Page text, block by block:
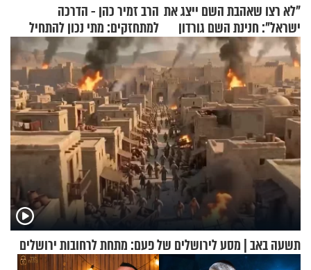
"לא רצו שאהבת השם ייצג את
ישראל": חנינת השם גורדון
בריאיון מעורר השראה
הרב זמיר כהן - הדרכה
למתחזקים: מתי נכון להתחיל
עם לבישת הציצית?
תשעה באב | מסע לירושלים של פעם: מתחת לרחובות ירושלים